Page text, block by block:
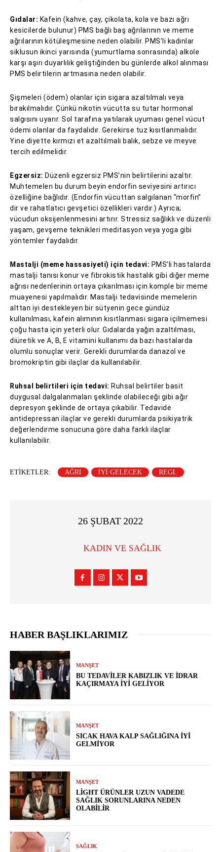
Gıdalar: Kafein (kahve, çay, çikolata, kola ve bazı ağrı
kesicilerde bulunur) PMS bağlı baş ağrılarının ve meme
ağrılarının kötüleşmesine neden olabilir. PMS’li kadınlar
siklusun ikinci yarısında (yumurtlama sonrasında) alkole
karşı aşırı duyarlılık geliştiğinden bu günlerde alkol alınması
PMS belirtilerin artmasına neden olabilir.
Şişmeleri (ödem) olanlar için sigara azaltılmalı veya
bırakılmalıdır. Çünkü nikotin vücutta su tutar hormonal
salgısını uyarır. Sol tarafına yatılarak uyuması genel vücut
ödemi olanlar da faydalıdır. Gerekirse tuz kısıtlanmalıdır.
Yine diyette kırmızı et azaltılmalı balık, sebze ve meyve
tercih edilmelidir.
Egzersiz: Düzenli egzersiz PMS’nin belirtilerini azaltır.
Muhtemelen bu durum beyin endorfin seviyesini artırıcı
özelliğine bağlıdır. (Endorfin vücuttan salgılanan “morfin”
dir ve rahatlatıcı gevşetici özellikleri vardır.) Ayrıca;
vücudun oksijenlenmesini artırır. Stressiz sağlıklı ve düzenli
yaşam, gevşeme teknikleri meditasyon veya yoga gibi
yöntemler faydalıdır.
Mastalji (meme hassasiyeti) için tedavi: PMS’li hastalarda
mastalji tanısı konur ve fibrokistik hastalık gibi diğer meme
ağrısı nedenlerinin ortaya çıkarılması için komple bir meme
muayenesi yapılmalıdır. Mastalji tedavisinde memelerin
alttan iyi destekleyen bir sütyenin gece gündüz
kullanılması, kafein alımının kısıtlanması sigara içilmemesi
çoğu hasta için yeterli olur. Gıdalarda yağın azaltılması,
diüretik ve A, B, E vitamini kullanımı da bazı hastalarda
olumlu sonuçlar verir. Gerekli durumlarda danazol ve
bromokriptin gibi ilaçlar da kullanılabilir.
Ruhsal belirtileri için tedavi: Ruhsal belirtiler basit
duygusal dalgalanmaları şeklinde olabileceği gibi ağır
depresyon şeklinde de ortaya çıkabilir. Tedavide
antidepressan ilaçlar ve gerekli durumlarda psikiyatrik
değerlendirme sonucuna göre daha farklı ilaçlar
kullanılabilir.
ETIKETLER: AĞRI IYI GELECEK REGL
26 ŞUBAT 2022
KADIN VE SAĞLIK
HABER BAŞLIKLARIMIZ
MANŞET
BU TEDAVILER KABIZLIK VE İDRAR
KAÇIRMAYA İYI GELIYOR
MANŞET
SICAK HAVA KALP SAĞLIĞINA İYI
GELMIYOR
MANŞET
LIGHT ÜRÜNLER UZUN VADEDE
SAĞLIK SORUNLARINA NEDEN
OLABILIR
SAĞLIK